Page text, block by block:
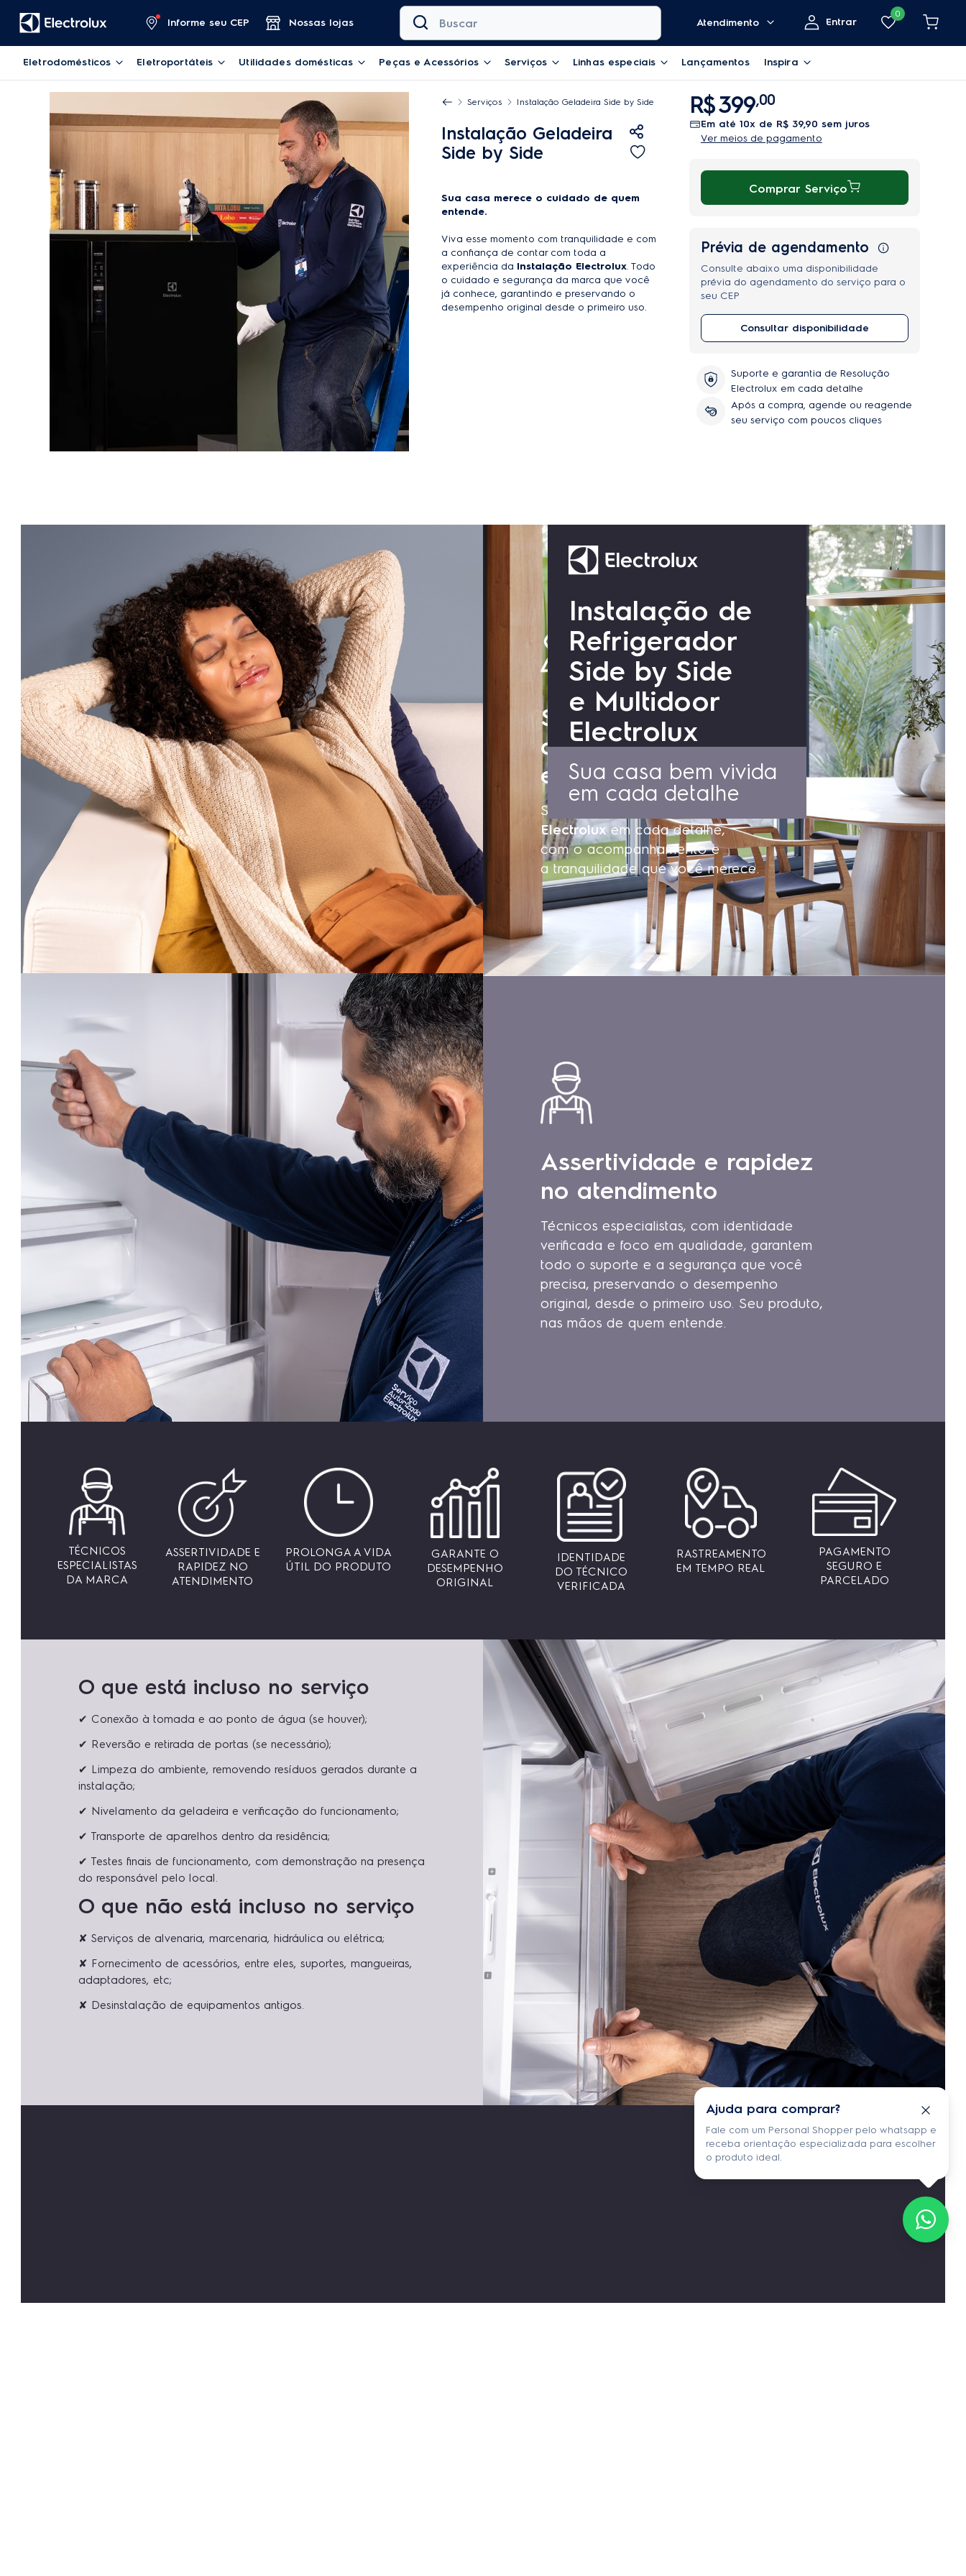
Ajuda para comprar?
Fale com um Personal Shopper pelo whatsapp e
receba orientação especializada para escolher
o produto ideal.
Informe seu CEP Nossas lojas
Buscar
Atendimento
Entrar
0
Eletrodomésticos Eletroportáteis Utilidades domésticas Peças e Acessórios Serviços Linhas especiais Lançamentos Inspira
Serviços Instalação Geladeira Side by Side
Instalação Geladeira
Side by Side
Sua casa merece o cuidado de quem
entende.
Viva esse momento com tranquilidade e com
a confiança de contar com toda a
experiência da Instalação Electrolux. Todo
o cuidado e segurança da marca que você
já conhece, garantindo e preservando o
desempenho original desde o primeiro uso.
R$399,00
10x de R$ 39,90 sem juros
Ver meios de pagamento
Comprar Serviço
Prévia de agendamento
Consulte abaixo uma disponibilidade
prévia do agendamento do serviço para o
seu CEP
Consultar disponibilidade
Suporte e garantia de Resolução
Electrolux em cada detalhe
Após a compra, agende ou reagende
seu serviço com poucos cliques